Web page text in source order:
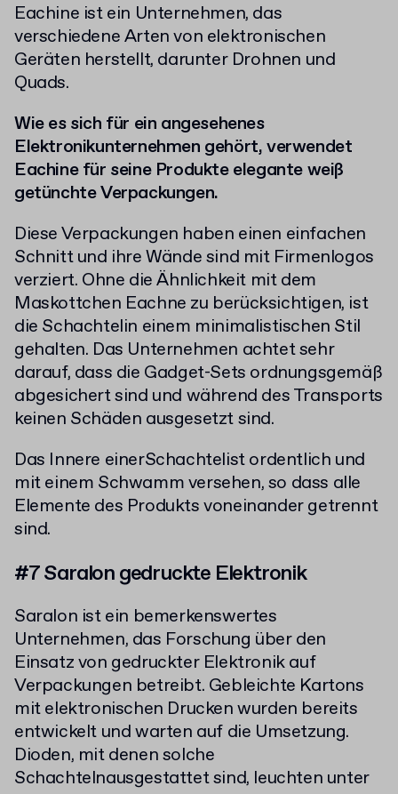
Eachine ist ein Unternehmen, das
verschiedene Arten von elektronischen
Geräten herstellt, darunter Drohnen und
Quads.
Wie es sich für ein angesehenes
Elektronikunternehmen gehört, verwendet
Eachine für seine Produkte elegante weiß
getünchte Verpackungen.
Diese Verpackungen haben einen einfachen
Schnitt und ihre Wände sind mit Firmenlogos
verziert. Ohne die Ähnlichkeit mit dem
Maskottchen Eachne zu berücksichtigen, ist
die Schachtelin einem minimalistischen Stil
gehalten. Das Unternehmen achtet sehr
darauf, dass die Gadget-Sets ordnungsgemäß
abgesichert sind und während des Transports
keinen Schäden ausgesetzt sind.
Das Innere einerSchachtelist ordentlich und
mit einem Schwamm versehen, so dass alle
Elemente des Produkts voneinander getrennt
sind.
#7 Saralon gedruckte Elektronik
Saralon ist ein bemerkenswertes
Unternehmen, das Forschung über den
Einsatz von gedruckter Elektronik auf
Verpackungen betreibt. Gebleichte Kartons
mit elektronischen Drucken wurden bereits
entwickelt und warten auf die Umsetzung.
Dioden, mit denen solche
Schachtelnausgestattet sind, leuchten unter